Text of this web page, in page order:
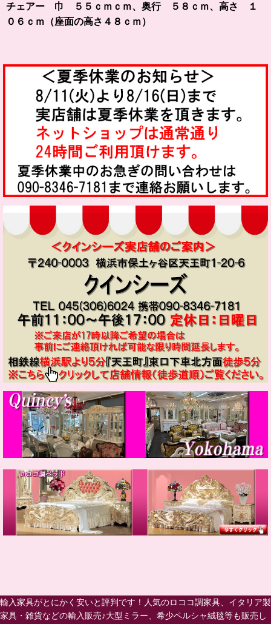
チェアー 巾 ５５ｃｍｃｍ、奥行 ５８ｃｍ、高さ １
０６ｃｍ（座面の高さ４８ｃｍ）
輸入家具がとにかく安いと評判です！人気のロココ調家具、イタリア製
家具・雑貨などの輸入販売♪大型ミラー、希少ペルシャ絨毯等も販売し